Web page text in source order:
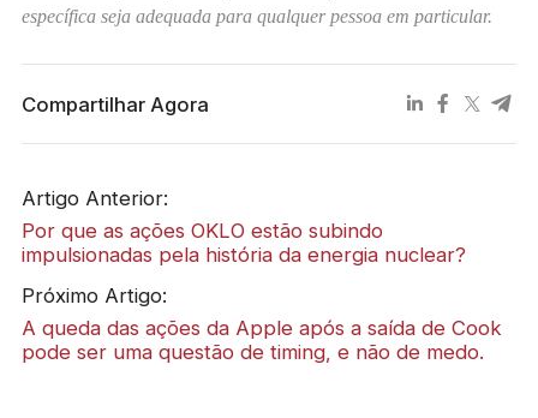
específica seja adequada para qualquer pessoa em particular.
Compartilhar Agora
Artigo Anterior:
Por que as ações OKLO estão subindo
impulsionadas pela história da energia nuclear?
Próximo Artigo:
A queda das ações da Apple após a saída de Cook
pode ser uma questão de timing, e não de medo.